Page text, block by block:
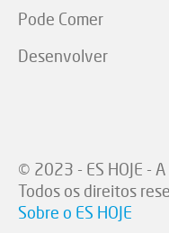
Pode Comer
Desenvolver
© 2023 - ES HOJE -
Todos os direitos
Sobre o ES HOJE